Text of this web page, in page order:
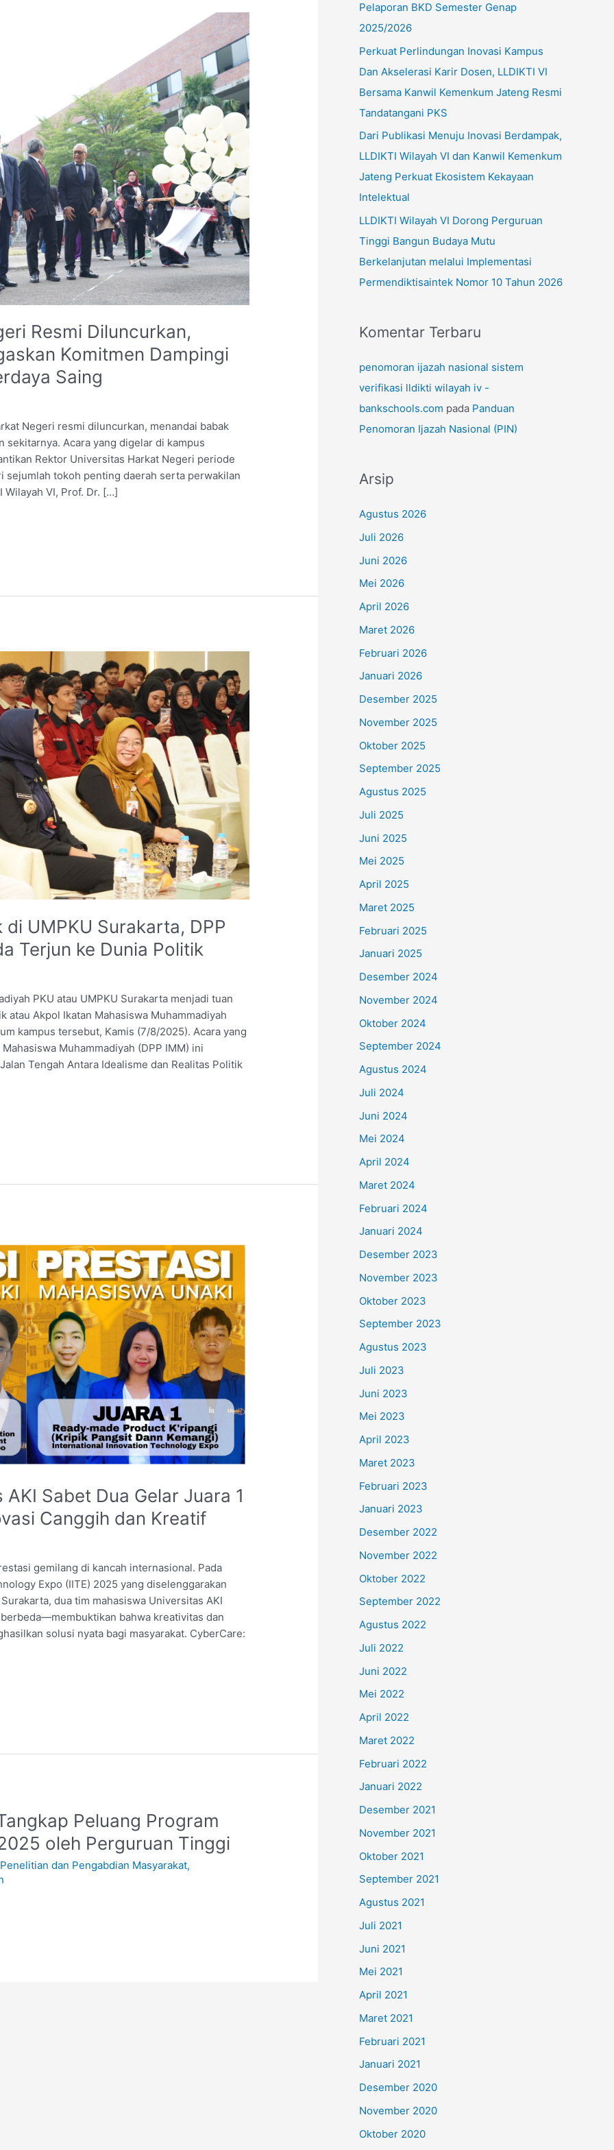
Resmi Diluncurkan,
Komitmen Dampingi
Saing
Negeri resmi diluncurkan, menandai babak
sekitarnya. Acara yang digelar di kampus
Rektor Universitas Harkat Negeri periode
sejumlah tokoh penting daerah serta perwakilan
Wilayah VI, Prof. Dr. […]
UMPKU Surakarta, DPP
Terjun ke Dunia Politik
PKU atau UMPKU Surakarta menjadi tuan
atau Akpol Ikatan Mahasiswa Muhammadiyah
kampus tersebut, Kamis (7/8/2025). Acara yang
Muhammadiyah (DPP IMM) ini
Tengah Antara Idealisme dan Realitas Politik
Sabet Dua Gelar Juara 1
Canggih dan Kreatif
gemilang di kancah internasional. Pada
Expo (IITE) 2025 yang diselenggarakan
dua tim mahasiswa Universitas AKI
bahwa kreativitas dan
solusi nyata bagi masyarakat. CyberCare:
Peluang Program
oleh Perguruan Tinggi
Penelitian dan Pengabdian Masyarakat,
:
Pelaporan BKD Semester Genap
2025/2026
Perkuat Perlindungan Inovasi Kampus
Dan Akselerasi Karir Dosen, LLDIKTI VI
Bersama Kanwil Kemenkum Jateng Resmi
Tandatangani PKS
Dari Publikasi Menuju Inovasi Berdampak,
LLDIKTI Wilayah VI dan Kanwil Kemenkum
Jateng Perkuat Ekosistem Kekayaan
Intelektual
LLDIKTI Wilayah VI Dorong Perguruan
Tinggi Bangun Budaya Mutu
Berkelanjutan melalui Implementasi
Permendiktisaintek Nomor 10 Tahun 2026
Komentar Terbaru
penomoran ijazah nasional sistem
verifikasi lldikti wilayah iv -
bankschools.com pada Panduan
Penomoran Ijazah Nasional (PIN)
Arsip
Agustus 2026
Juli 2026
Juni 2026
Mei 2026
April 2026
Maret 2026
Februari 2026
Januari 2026
Desember 2025
November 2025
Oktober 2025
September 2025
Agustus 2025
Juli 2025
Juni 2025
Mei 2025
April 2025
Maret 2025
Februari 2025
Januari 2025
Desember 2024
November 2024
Oktober 2024
September 2024
Agustus 2024
Juli 2024
Juni 2024
Mei 2024
April 2024
Maret 2024
Februari 2024
Januari 2024
Desember 2023
November 2023
Oktober 2023
September 2023
Agustus 2023
Juli 2023
Juni 2023
Mei 2023
April 2023
Maret 2023
Februari 2023
Januari 2023
Desember 2022
November 2022
Oktober 2022
September 2022
Agustus 2022
Juli 2022
Juni 2022
Mei 2022
April 2022
Maret 2022
Februari 2022
Januari 2022
Desember 2021
November 2021
Oktober 2021
September 2021
Agustus 2021
Juli 2021
Juni 2021
Mei 2021
April 2021
Maret 2021
Februari 2021
Januari 2021
Desember 2020
November 2020
Oktober 2020